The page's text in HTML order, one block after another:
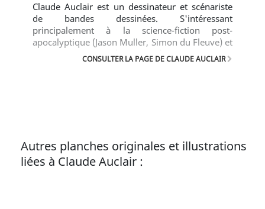
Claude Auclair est un dessinateur et scénariste
de bandes dessinées. S'intéressant
principalement à la science-fiction post-
apocalyptique (Jason Muller, Simon du Fleuve) et
au monde celte (Bran Ruz), c'est un des
dessinateurs réalistes marquants des années
CONSULTER LA PAGE DE CLAUDE AUCLAIR
Autres planches originales et illustrations
liées à Claude Auclair :